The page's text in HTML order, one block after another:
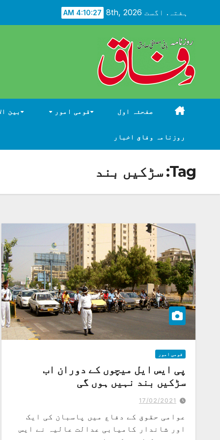
ہفتہ. اگست 8th, 2026 4:10:27 AM
صفحئہ اول قومی امور بین
روزنامہ وفاق اخبار
Tag: سڑکیں بند
قومی امور
پی ایس ایل میچوں کے دوران اب
سڑکیں بند نہیں ہوں گی
17/02/2021
عوامی حقوق کے دفاع میں پاسبان کی ایک
اور شاندار کامیابی عدالت عالیہ نے ایس